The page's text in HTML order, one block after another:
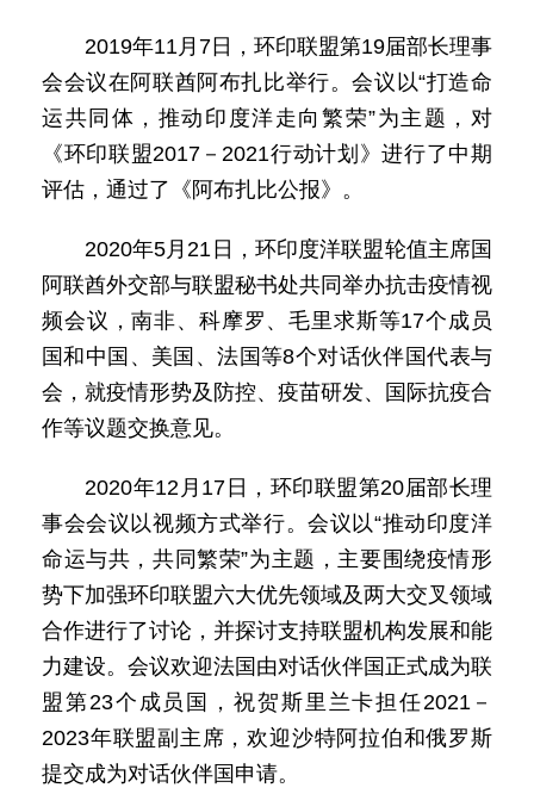
2019年11月7日，环印联盟第19届部长理事
会会议在阿联酋阿布扎比举行。会议以“打造命
运共同体，推动印度洋走向繁荣”为主题，对
《环印联盟2017－2021行动计划》进行了中期
评估，通过了《阿布扎比公报》。
2020年5月21日，环印度洋联盟轮值主席国
阿联酋外交部与联盟秘书处共同举办抗击疫情视
频会议，南非、科摩罗、毛里求斯等17个成员
国和中国、美国、法国等8个对话伙伴国代表与
会，就疫情形势及防控、疫苗研发、国际抗疫合
作等议题交换意见。
2020年12月17日，环印联盟第20届部长理
事会会议以视频方式举行。会议以“推动印度洋
命运与共，共同繁荣”为主题，主要围绕疫情形
势下加强环印联盟六大优先领域及两大交叉领域
合作进行了讨论，并探讨支持联盟机构发展和能
力建设。会议欢迎法国由对话伙伴国正式成为联
盟第23个成员国，祝贺斯里兰卡担任2021－
2023年联盟副主席，欢迎沙特阿拉伯和俄罗斯
提交成为对话伙伴国申请。